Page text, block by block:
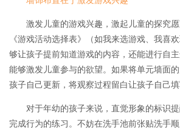
激发儿童的游戏兴趣，激起儿童的探究愿
《游戏活动选择表》（如我来选游戏、我
够让孩子提前知道游戏的内容，还能进行自
能够激发儿童参与的欲望。如果将单元墙面
孩子自己更新，将观察过程留白让孩子自己
对于年幼的孩子来说，直觉形象的标识提
完成行为的练习。不妨在洗手池前张贴洗手